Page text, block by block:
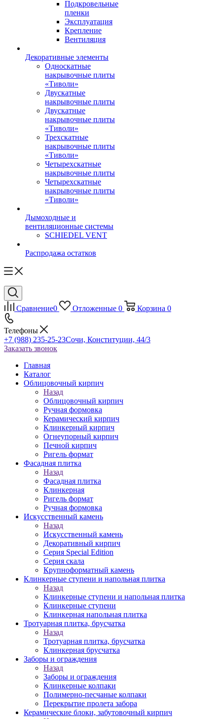
Подкровельные
пленки
Эксплуатация
Крепление
Вентиляция
Декоративные элементы
Односкатные
накрывочные плиты
«Тиволи»
Двускатные
накрывочные плиты
Двускатные
накрывочные плиты
«Тиволи»
Трехскатные
накрывочные плиты
«Тиволи»
Четырехскатные
накрывочные плиты
Четырехскатные
накрывочные плиты
«Тиволи»
Дымоходные и
вентиляционные системы
SCHIEDEL VENT
Распродажа остатков
Сравнение0 Отложенные 0 Корзина 0
Телефоны
+7 (988) 235-25-23Сочи, Конституции, 44/3
Заказать звонок
Главная
Каталог
Облицовочный кирпич
Назад
Облицовочный кирпич
Ручная формовка
Керамический кирпич
Клинкерный кирпич
Огнеупорный кирпич
Печной кирпич
Ригель формат
Фасадная плитка
Назад
Фасадная плитка
Клинкерная
Ригель формат
Ручная формовка
Искусственный камень
Назад
Искусственный камень
Декоративный кирпич
Серия Special Edition
Серия скала
Крупноформатный камень
Клинкерные ступени и напольная плитка
Назад
Клинкерные ступени и напольная плитка
Клинкерные ступени
Клинкерная напольная плитка
Тротуарная плитка, брусчатка
Назад
Тротуарная плитка, брусчатка
Клинкерная брусчатка
Заборы и ограждения
Назад
Заборы и ограждения
Клинкерные колпаки
Полимерно-песчаные колпаки
Перекрытие пролета забора
Керамические блоки, забутовочный кирпич